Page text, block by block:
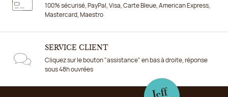
100% sécurisé, PayPal, Visa, Carte Bleue, American Express,
Mastercard, Maestro
SERVICE CLIENT
Cliquez sur le bouton "assistance" en bas à droite, réponse
sous 48h ouvrées